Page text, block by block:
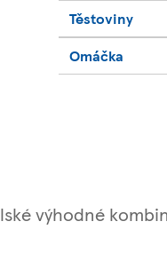
Těstoviny
Omáčka
výhodné